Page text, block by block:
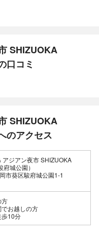
SHIZUOKA
口コミ
SHIZUOKA
のアクセス
アジアン夜市 SHIZUOKA
城公園）
市葵区駿府城公園1-1
方
お越しの方
歩10分